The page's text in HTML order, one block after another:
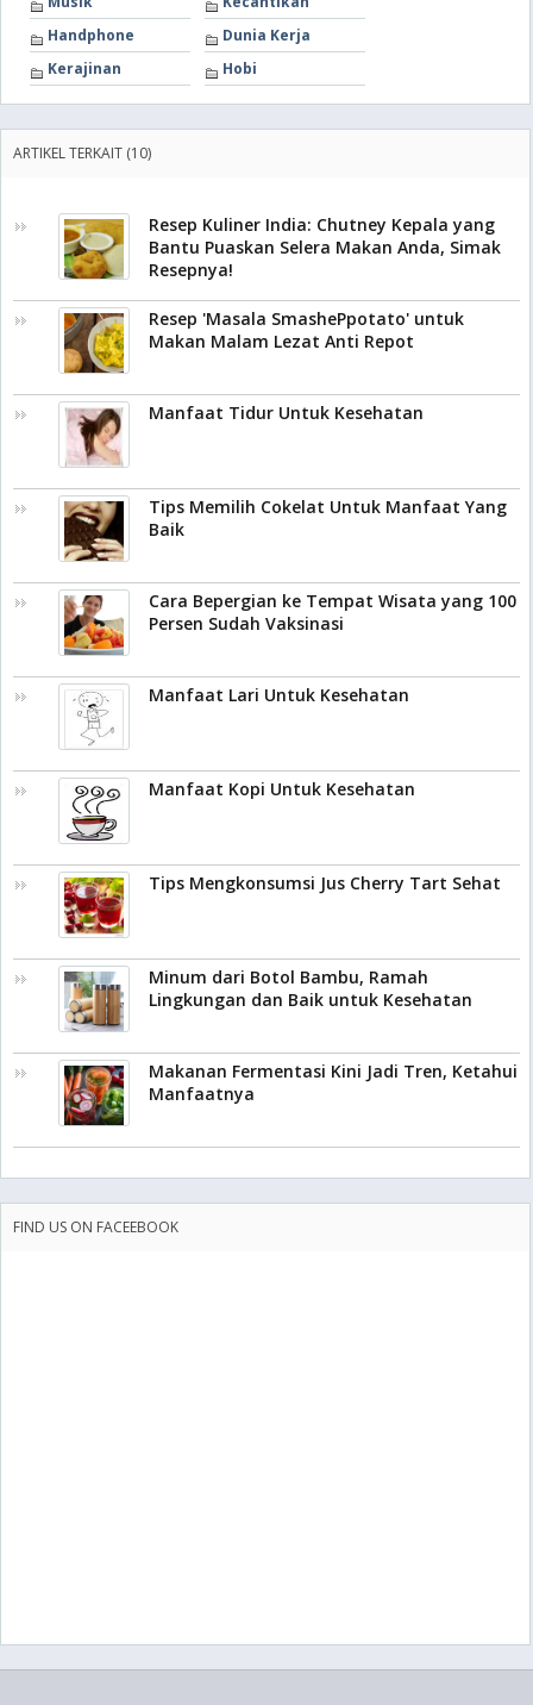
Handphone
Dunia Kerja
Kerajinan
Hobi
ARTIKEL TERKAIT (10)
Resep Kuliner India: Chutney Kepala yang
Bantu Puaskan Selera Makan Anda, Simak
Resepnya!
Resep 'Masala SmashePpotato' untuk
Makan Malam Lezat Anti Repot
Manfaat Tidur Untuk Kesehatan
Tips Memilih Cokelat Untuk Manfaat Yang
Baik
Cara Bepergian ke Tempat Wisata yang 100
Persen Sudah Vaksinasi
Manfaat Lari Untuk Kesehatan
Manfaat Kopi Untuk Kesehatan
Tips Mengkonsumsi Jus Cherry Tart Sehat
Minum dari Botol Bambu, Ramah
Lingkungan dan Baik untuk Kesehatan
Makanan Fermentasi Kini Jadi Tren, Ketahui
Manfaatnya
FIND US ON FACEEBOOK